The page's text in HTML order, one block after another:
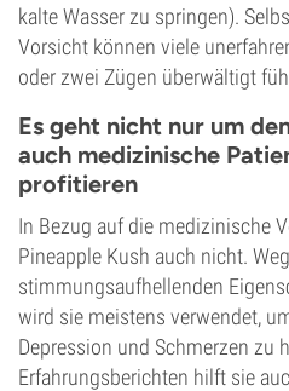
kalte Wasser zu springen).
Vorsicht können viele
oder zwei Zügen überwältigt
Es geht nicht nur um
auch medizinische
profitieren
In Bezug auf die medizinische
Pineapple Kush auch nicht.
stimmungsaufhellenden
wird sie meistens verwendet,
Depression und Schmerzen zu
Erfahrungsberichten hilft sie